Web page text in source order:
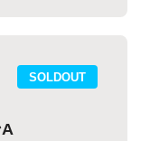
SOLDOUT